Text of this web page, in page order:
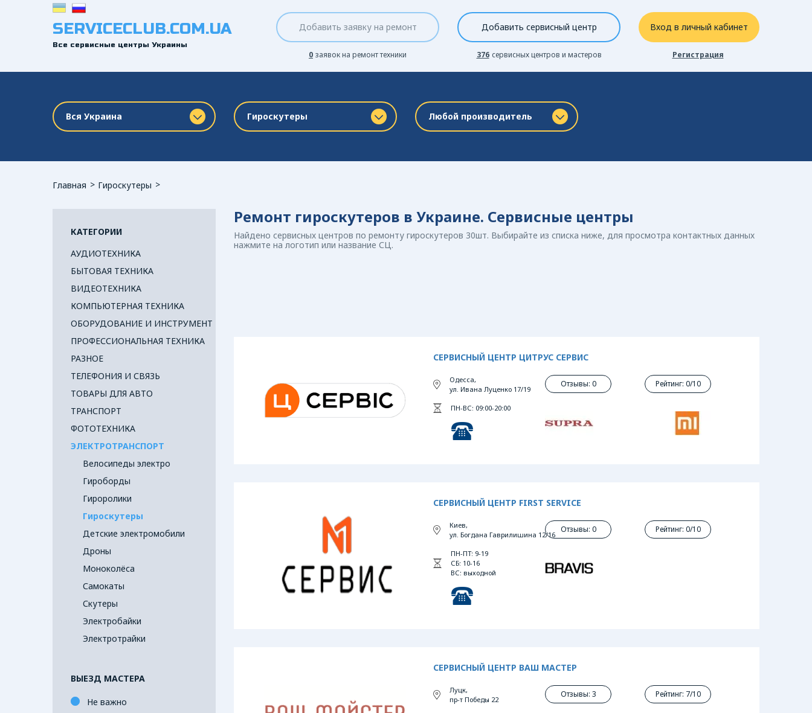
SERVICECLUB.COM.UA
Все сервисные центры Украины
Добавить заявку на ремонт
0 заявок на ремонт техники
Добавить сервисный центр
376 сервисных центров и мастеров
Вход в личный кабинет
Регистрация
Вся Украина Гироскутеры Любой производитель
Главная Гироскутеры
КАТЕГОРИИ
АУДИОТЕХНИКА
БЫТОВАЯ ТЕХНИКА
ВИДЕОТЕХНИКА
КОМПЬЮТЕРНАЯ ТЕХНИКА
ОБОРУДОВАНИЕ И ИНСТРУМЕНТ
ПРОФЕССИОНАЛЬНАЯ ТЕХНИКА
РАЗНОЕ
ТЕЛЕФОНИЯ И СВЯЗЬ
ТОВАРЫ ДЛЯ АВТО
ТРАНСПОРТ
ФОТОТЕХНИКА
ЭЛЕКТРОТРАНСПОРТ
Велосипеды электро
Гироборды
Гироролики
Гироскутеры
Детские электромобили
Дроны
Моноколёса
Самокаты
Скутеры
Электробайки
Электротрайки
ВЫЕЗД МАСТЕРА
Не важно
Ремонт гироскутеров в Украине. Сервисные центры
Найдено сервисных центров по ремонту гироскутеров 30шт. Выбирайте из списка ниже, для просмотра контактных данных
нажмите на логотип или название СЦ.
СЕРВИСНЫЙ ЦЕНТР ЦИТРУС СЕРВИС
Одесса,
ул. Ивана Луценко 17/19
ПН-ВС: 09:00-20:00
Отзывы: 0 Рейтинг: 0/10
СЕРВИСНЫЙ ЦЕНТР FIRST SERVICE
Киев,
ул. Богдана Гаврилишина 12/16
ПН-ПТ: 9-19
СБ: 10-16
ВС: выходной
Отзывы: 0 Рейтинг: 0/10
СЕРВИСНЫЙ ЦЕНТР ВАШ МАСТЕР
Луцк,
пр-т Победы 22
Отзывы: 3 Рейтинг: 7/10